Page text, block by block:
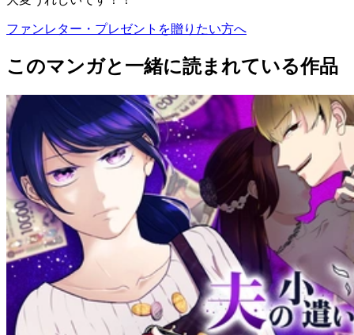
ファンレター・プレゼントを贈りたい方へ
このマンガと一緒に読まれている作品